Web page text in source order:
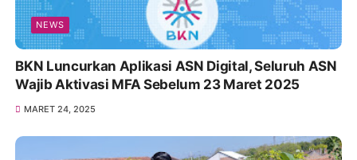
NEWS
BKN Luncurkan Aplikasi ASN Digital, Seluruh ASN
Wajib Aktivasi MFA Sebelum 23 Maret 2025
MARET 24, 2025